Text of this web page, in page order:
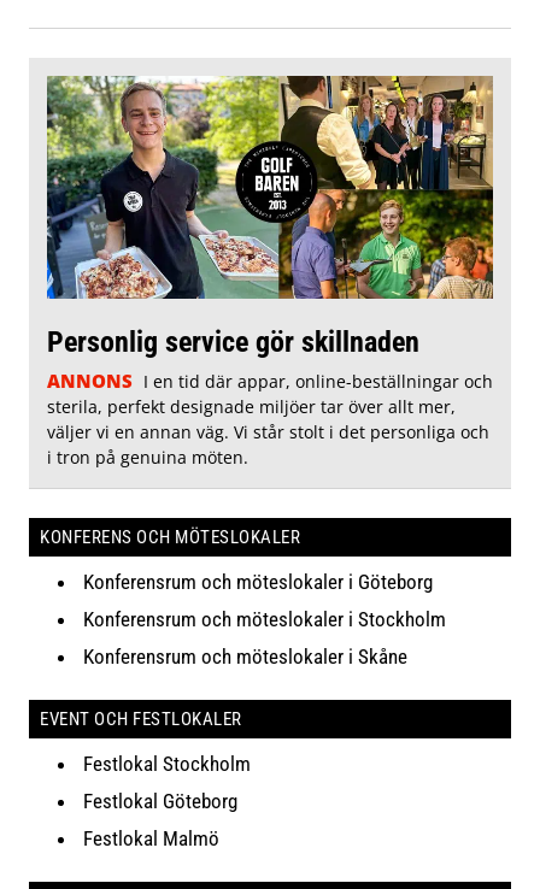
Personlig service gör skillnaden
ANNONS I en tid där appar, online-beställningar och
sterila, perfekt designade miljöer tar över allt mer,
väljer vi en annan väg. Vi står stolt i det personliga och
i tron på genuina möten.
KONFERENS OCH MÖTESLOKALER
Konferensrum och möteslokaler i Göteborg
Konferensrum och möteslokaler i Stockholm
Konferensrum och möteslokaler i Skåne
EVENT OCH FESTLOKALER
Festlokal Stockholm
Festlokal Göteborg
Festlokal Malmö